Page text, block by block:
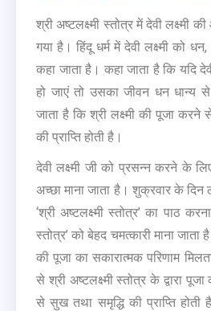
श्री अष्टलक्ष्मी स्तोत्र में देवी लक्ष्मी
गया है। हिंदू धर्म में देवी लक्ष्मी को
कहा जाता है। कहा जाता है कि यदि
हो जाएं तो उसका जीवन धन धान्य
जाता है कि श्री लक्ष्मी की पूजा
की प्राप्ति होती है।
देवी लक्ष्मी जी को प्रसन्न करने के
अच्छा माना जाता है। शुक्रवार के दिन
‘श्री अष्टलक्ष्मी स्तोत्र’ का पाठ
स्तोत्र’ को बेहद चमत्कारी माना
की पूजा का सकारात्मक परिणाम
से श्री अष्टलक्ष्मी स्तोत्र के द्वारा
से सुख तथा समृद्धि की प्राप्ति